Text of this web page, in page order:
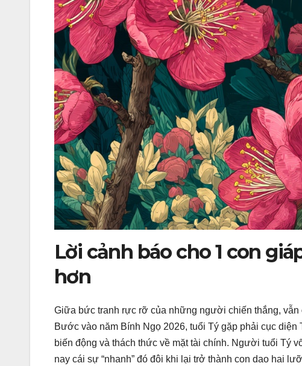
Lời cảnh báo cho 1 con
hơn
Giữa bức tranh rực rỡ của những người chiến thắng, vẫn
Bước vào năm Bính Ngọ 2026, tuổi Tý gặp phải cục
biến động và thách thức về mặt tài chính. Người tuổi Tý
nay cái sự “nhanh” đó đôi khi lại trở thành con dao hai